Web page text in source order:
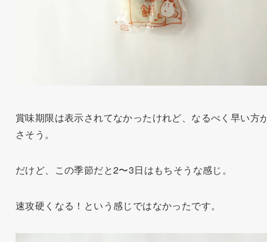
賞味期限は表示されてなかったけれど、なるべく早い方
さそう。
だけど、この季節だと2〜3日はもちそうな感じ。
速攻硬くなる！という感じではなかったです。